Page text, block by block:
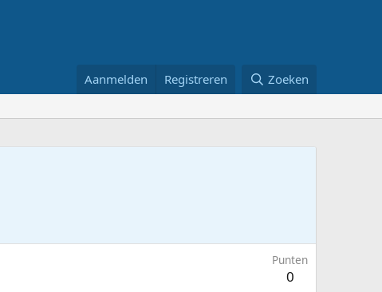
Aanmelden Registreren Zoeken
Punten
0